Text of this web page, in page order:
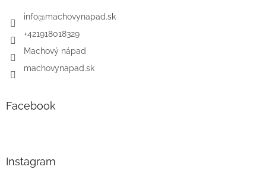
info@machovynapad.sk
+421918018329
Machový nápad
machovynapad.sk
Facebook
Instagram